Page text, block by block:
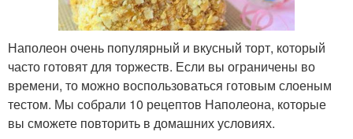
Наполеон очень популярный и вкусный торт, который
часто готовят для торжеств. Если вы ограничены во
времени, то можно воспользоваться готовым слоеным
тестом. Мы собрали 10 рецептов Наполеона, которые
вы сможете повторить в домашних условиях.